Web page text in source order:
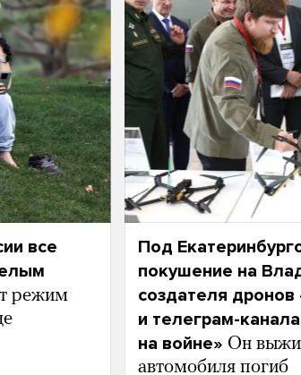
все
режим
Под
покушение на
создателя
и телеграм-
на войне» Он
автомобиля погиб